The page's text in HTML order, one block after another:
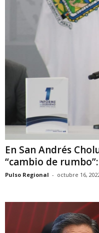
En San Andrés
“cambio de
Pulso Regional - octubre 16,